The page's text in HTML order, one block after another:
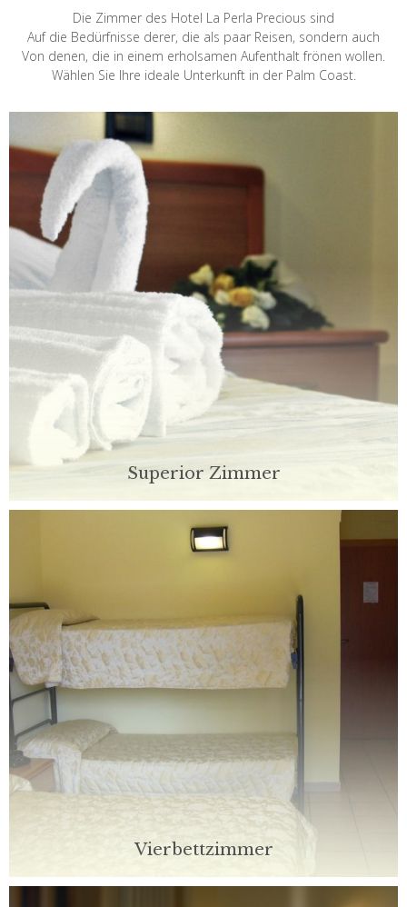
Die Zimmer des Hotel La Perla Precious sind
Auf die Bedürfnisse derer, die als paar Reisen, sondern auch
Von denen, die in einem erholsamen Aufenthalt frönen wollen.
Wählen Sie Ihre ideale Unterkunft in der Palm Coast.
Superior Zimmer
Entspannen Sie sich im Superior-Zimmer, der kleinen
Suite des Hotels. Unsere Zimmer sind für Komfort und
Bequemlichkeit entworfen und bieten einen Platz zum
entspannen oder wieder ihre Energien nach der Arbeit.
Vierbettzimmer
Unsere Zimmer sind für Komfort und Komfort ausgelegt
und bieten einen Platz zum entspannen oder wieder